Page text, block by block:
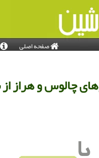
صفحه اصلی
هراز از ساعت ۱۵ امروز